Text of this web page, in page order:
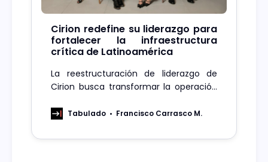
Cirion redefine su liderazgo para
fortalecer la infraestructura
crítica de Latinoamérica
La reestructuración de liderazgo de
Cirion busca transformar la operación
fortaleciendo la infraestructura crítica
Tabulado Francisco Carrasco M.